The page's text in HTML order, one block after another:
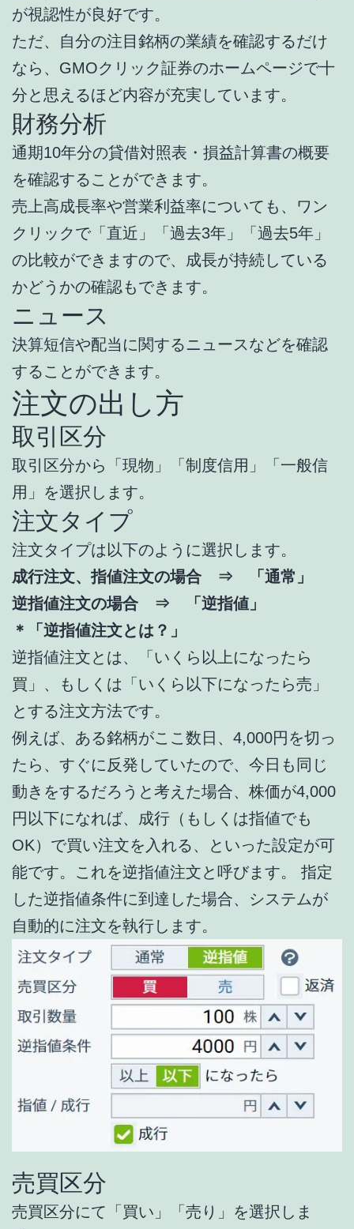
が視認性が良好です。
ただ、自分の注目銘柄の業績を確認するだけ
なら、GMOクリック証券のホームページで十
分と思えるほど内容が充実しています。
財務分析
通期10年分の貸借対照表・損益計算書の概要
を確認することができます。
売上高成長率や営業利益率についても、ワン
クリックで「直近」「過去3年」「過去5年」
の比較ができますので、成長が持続している
かどうかの確認もできます。
ニュース
決算短信や配当に関するニュースなどを確認
することができます。
注文の出し方
取引区分
取引区分から「現物」「制度信用」「一般信
用」を選択します。
注文タイプ
注文タイプは以下のように選択します。
成行注文、指値注文の場合 ⇒ 「通常」
逆指値注文の場合 ⇒ 「逆指値」
＊「逆指値注文とは？」
逆指値注文とは、「いくら以上になったら
買」、もしくは「いくら以下になったら売」
とする注文方法です。
例えば、ある銘柄がここ数日、4,000円を切っ
たら、すぐに反発していたので、今日も同じ
動きをするだろうと考えた場合、株価が4,000
円以下になれば、成行（もしくは指値でも
OK）で買い注文を入れる、といった設定が可
能です。これを逆指値注文と呼びます。 指定
した逆指値条件に到達した場合、システムが
自動的に注文を執行します。
売買区分
売買区分にて「買い」「売り」を選択しま